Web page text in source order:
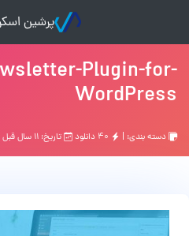
پرشین
Plugin-for-
WordPress
دسته بندی: | تاریخ: ۱۱ سال قبل